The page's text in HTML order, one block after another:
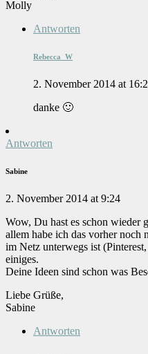
Molly
Antworten
Rebecca_W
2. November 2014 at
danke 🙂
Antworten
Sabine
2. November 2014 at 9:24
Wow, Du hast es schon wieder
allem habe ich das vorher noch
im Netz unterwegs ist
einiges.
Deine Ideen sind schon was
Liebe Grüße,
Sabine
Antworten